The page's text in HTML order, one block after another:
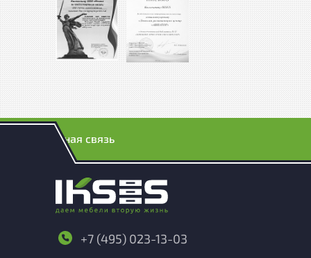
Обратная связь
+7 (495) 023-13-03